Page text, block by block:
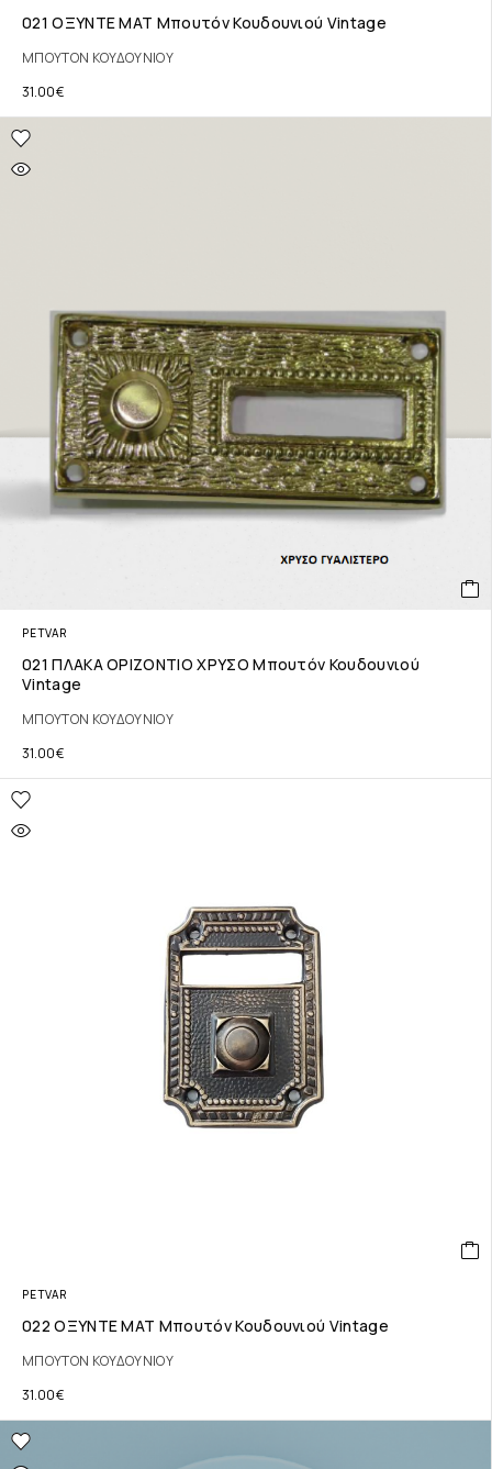
021 ΟΞΥΝΤΕ ΜΑΤ Μπουτόν Κουδουνιού Vintage
ΜΠΟΥΤΟΝ ΚΟΥΔΟΥΝΙΟΥ
31.00€
PETVAR
021 ΠΛΑΚΑ ΟΡΙΖΟΝΤΙΟ ΧΡΥΣΟ Μπουτόν Κουδουνιού
Vintage
ΜΠΟΥΤΟΝ ΚΟΥΔΟΥΝΙΟΥ
31.00€
PETVAR
022 ΟΞΥΝΤΕ ΜΑΤ Μπουτόν Κουδουνιού Vintage
ΜΠΟΥΤΟΝ ΚΟΥΔΟΥΝΙΟΥ
31.00€